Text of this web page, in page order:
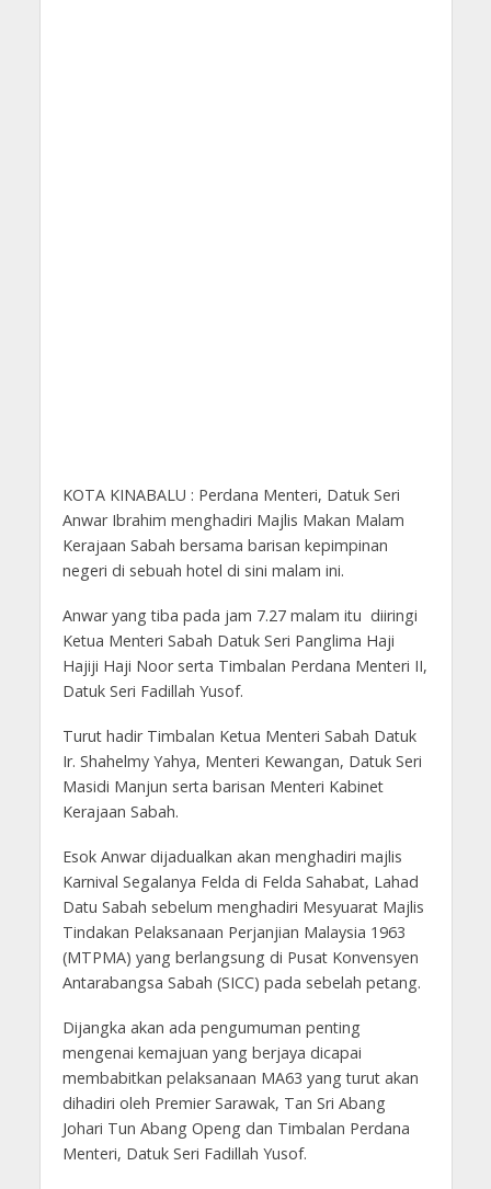
KOTA KINABALU : Perdana Menteri, Datuk Seri
Anwar Ibrahim menghadiri Majlis Makan Malam
Kerajaan Sabah bersama barisan kepimpinan
negeri di sebuah hotel di sini malam ini.
Anwar yang tiba pada jam 7.27 malam itu diiringi
Ketua Menteri Sabah Datuk Seri Panglima Haji
Hajiji Haji Noor serta Timbalan Perdana Menteri II,
Datuk Seri Fadillah Yusof.
Turut hadir Timbalan Ketua Menteri Sabah Datuk
Ir. Shahelmy Yahya, Menteri Kewangan, Datuk Seri
Masidi Manjun serta barisan Menteri Kabinet
Kerajaan Sabah.
Esok Anwar dijadualkan akan menghadiri majlis
Karnival Segalanya Felda di Felda Sahabat, Lahad
Datu Sabah sebelum menghadiri Mesyuarat Majlis
Tindakan Pelaksanaan Perjanjian Malaysia 1963
(MTPMA) yang berlangsung di Pusat Konvensyen
Antarabangsa Sabah (SICC) pada sebelah petang.
Dijangka akan ada pengumuman penting
mengenai kemajuan yang berjaya dicapai
membabitkan pelaksanaan MA63 yang turut akan
dihadiri oleh Premier Sarawak, Tan Sri Abang
Johari Tun Abang Openg dan Timbalan Perdana
Menteri, Datuk Seri Fadillah Yusof.